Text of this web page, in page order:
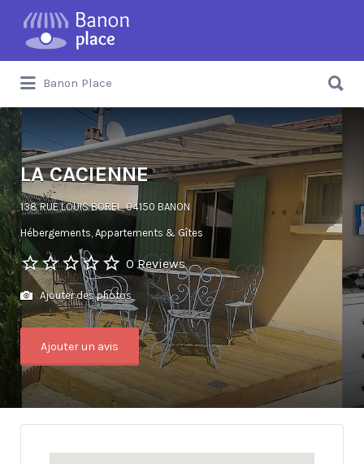
Banon Place
LA CACIENNE
138 RUE LOUIS BOREL, 04150 BANON
Hébergements Appartements & Gîtes
0 Reviews
Ajouter des photos
Ajouter un avis